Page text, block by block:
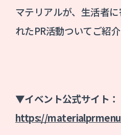
マテリアルが、生活者
れたPR活動ついてご紹
▼イベント公式サイト：
https://